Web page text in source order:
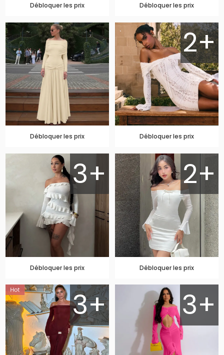
Débloquer les prix Débloquer les prix
Débloquer les prix
2+
Débloquer les prix
3+
Débloquer les prix
2+
Débloquer les prix
3+ 3+